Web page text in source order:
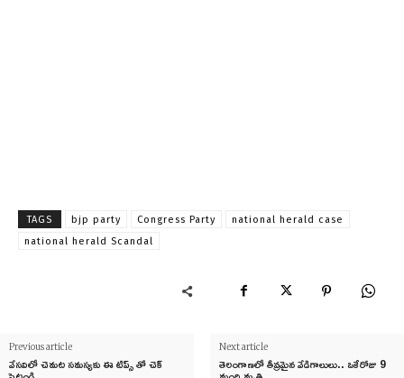
TAGS bjp party Congress Party
national herald case
national herald Scandal
Previous article
వేసవిలో చెమట సమస్యకు ఈ టిప్స్ తో చెక్
Next article
తెలంగాణలో తీవ్రమైన వేడిగాలులు.. ఒకేరోజు 9